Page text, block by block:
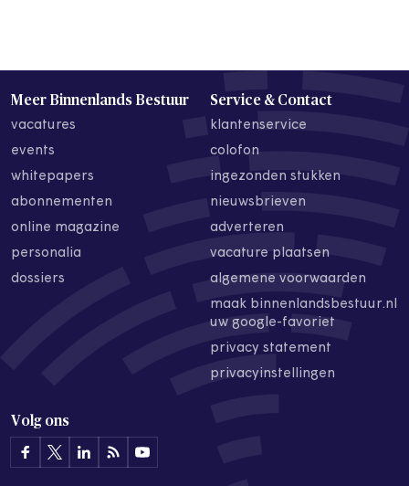
Meer Binnenlands Bestuur
vacatures
events
whitepapers
abonnementen
online magazine
personalia
dossiers
Service & Contact
klantenservice
colofon
ingezonden stukken
nieuwsbrieven
adverteren
vacature plaatsen
algemene voorwaarden
maak binnenlandsbestuur.nl
uw google-favoriet
privacy statement
privacyinstellingen
Volg ons